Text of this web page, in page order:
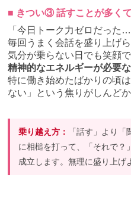
■ きつい③ 話すことが多く
「今日トーク力ゼロだった
毎回うまく会話を盛り上げ
気分が乗らない日でも笑顔
精神的なエネルギーが必要
特に働き始めたばかりの頃
ない」という焦りがしんどか
乗り越え方：
「話す」より
に相槌を打って、「それで？
成立します。無理に盛り上げ